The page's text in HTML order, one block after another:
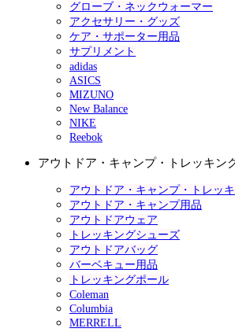
グローブ・ネックウォーマー
アクセサリー・グッズ
ケア・サポーター用品
サプリメント
adidas
ASICS
MIZUNO
New Balance
NIKE
Reebok
アウトドア・キャンプ・トレッキン
アウトドア・キャンプ・トレッ
アウトドア・キャンプ用品
アウトドアウェア
トレッキングシューズ
アウトドアバッグ
バーベキュー用品
トレッキングポール
Coleman
Columbia
MERRELL